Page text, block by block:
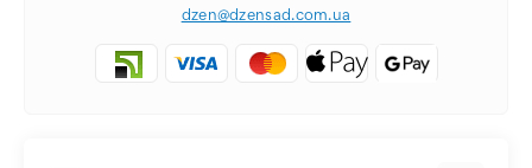
dzen@dzensad.com.ua